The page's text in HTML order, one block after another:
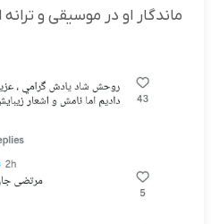
ماندگار او در موسیقی و ترانه